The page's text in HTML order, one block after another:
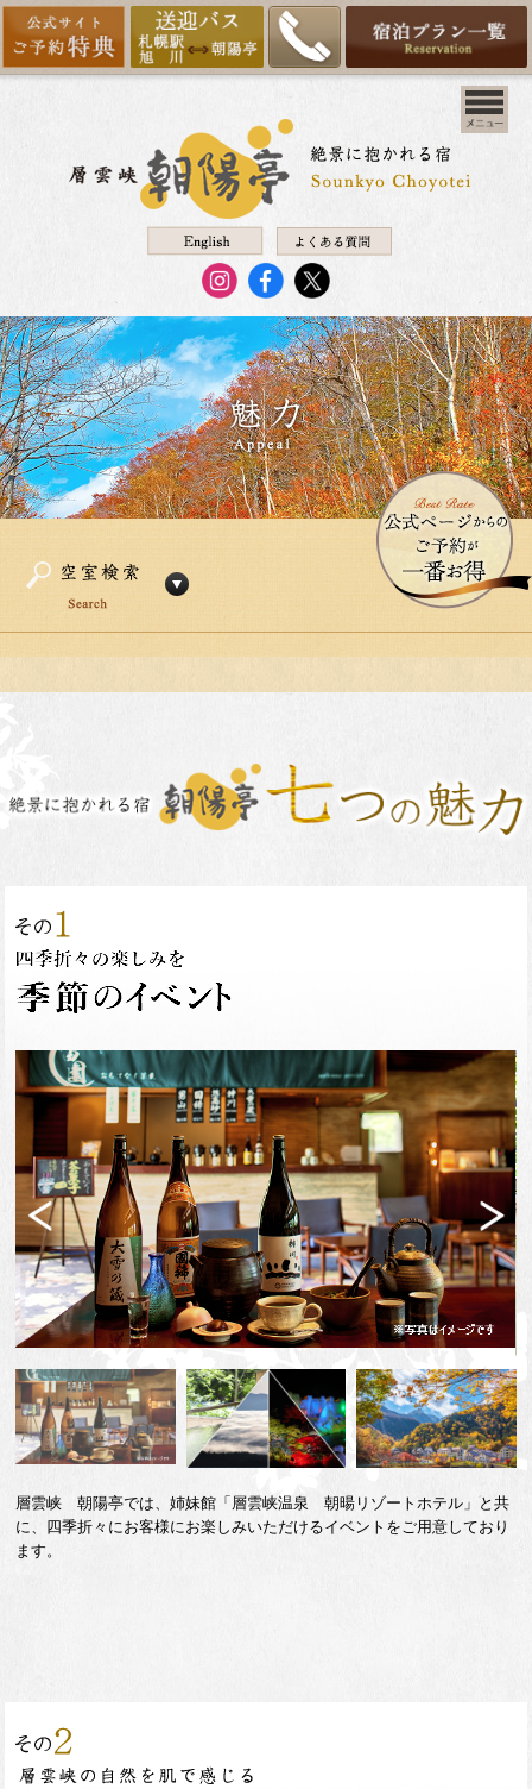
Previ
ous
Next
層雲峡 朝陽亭では、姉妹館「層雲峡温泉 朝暘リゾートホテル」と共
に、四季折々にお客様にお楽しみいただけるイベントをご用意しており
ます。